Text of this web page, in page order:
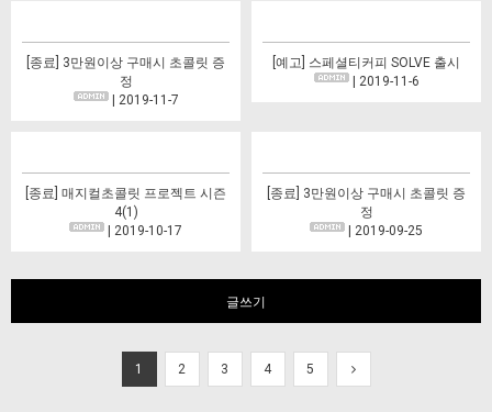
[종료] 3만원이상 구매시 초콜릿 증
정
| 2019-11-7
[예고] 스페셜티커피 SOLVE 출시
| 2019-11-6
[종료] 매지컬초콜릿 프로젝트 시즌
4(1)
| 2019-10-17
[종료] 3만원이상 구매시 초콜릿 증
정
| 2019-09-25
글쓰기
1 2 3 4 5